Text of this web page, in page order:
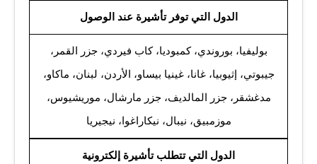
الدول التي توفر تأشيرة عند الوصول
بوليفيا، بوروندي، كمبوديا، كاب فيردي، جزر القمر،
جيبوتي، إثيوبيا، غانا، غينيا بيساو، الأردن، لبنان، ماكاو،
مدغشقر، جزر المالديف، جزر مارشال، موريشيوس،
موزمبيق، نيبال، نيكاراغوا، نيجيريا
الدول التي تتطلب تأشيرة إلكترونية